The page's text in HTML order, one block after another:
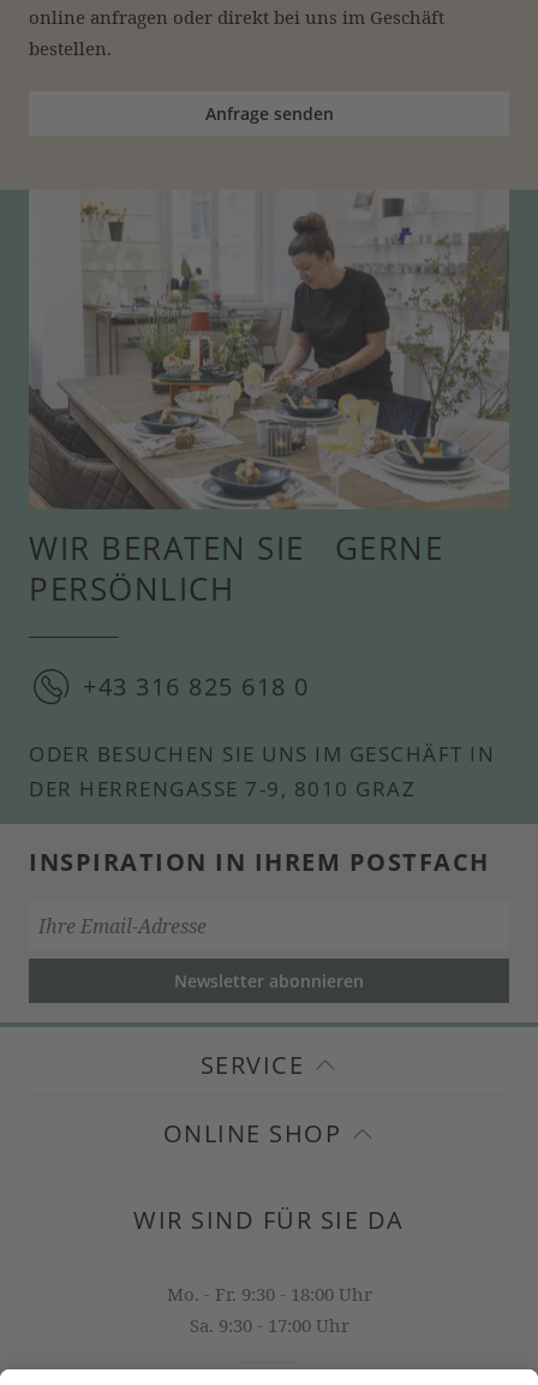
online anfragen oder direkt bei uns im Geschäft
bestellen.
Anfrage senden
WIR BERATEN SIE GERNE
PERSÖNLICH
+43 316 825 618 0
ODER BESUCHEN SIE UNS IM GESCHÄFT IN
DER HERRENGASSE 7-9, 8010 GRAZ
INSPIRATION IN IHREM POSTFACH
Newsletter abonnieren
SERVICE
ONLINE SHOP
WIR SIND FÜR SIE DA
Mo. - Fr. 9:30 - 18:00 Uhr
Sa. 9:30 - 17:00 Uhr